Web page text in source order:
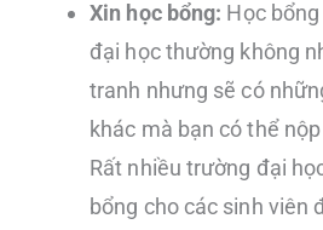
Xin học bổng: Học
đại học thường không
tranh nhưng sẽ có
khác mà bạn có thể
Rất nhiều trường đại
bổng cho các sinh viên